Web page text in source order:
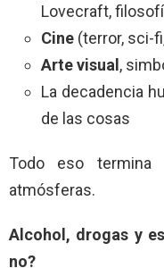
Lovecraft,
Cine (terror, sci-
Arte visual,
La decadencia
de las cosas
Todo eso
atmósferas.
Alcohol, drogas y
no?